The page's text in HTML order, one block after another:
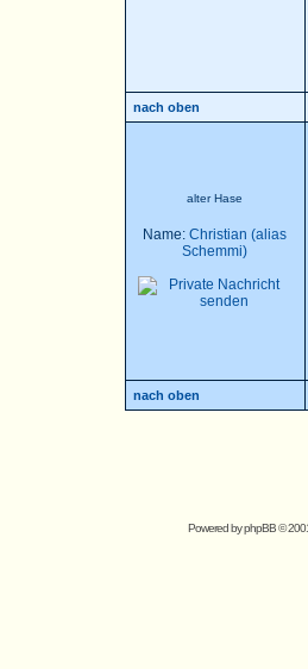
nach oben
alter Hase
Name: Christian (alias
Schemmi)
nach oben
Powered byphpBB©